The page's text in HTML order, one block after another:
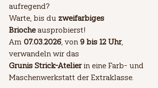
aufregend?
Warte, bis du zweifarbiges
Brioche ausprobierst!
Am 07.03.2026, von 9 bis 12 Uhr,
verwandeln wir das
Grunis Strick-Atelier in eine Farb- und
Maschenwerkstatt der Extraklasse.